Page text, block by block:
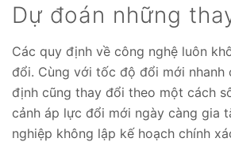
Dự đoán những
Các quy định về công nghệ luôn
đổi. Cùng với tốc độ đổi mới nhanh
định cũng thay đổi theo một cách
cảnh áp lực đổi mới ngày càng gia
nghiệp không lập kế hoạch chính